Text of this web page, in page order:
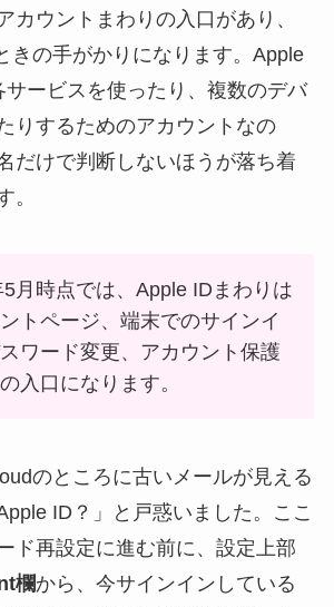
カウントまわりの入口があり、
きの手がかりになります。Apple
サービスを使ったり、複数のデバ
りするためのアカウントなの
だけで判断しないほうが落ち着
。
5月時点では、Apple IDまわりは
トページ、端末でのサインイ
ワード変更、アカウント保護
入口になります。
のところに古いメールが見える
ID？」と戸惑いました。ここ
ド再設定に進む前に、設定上部
欄から、今サインインしている